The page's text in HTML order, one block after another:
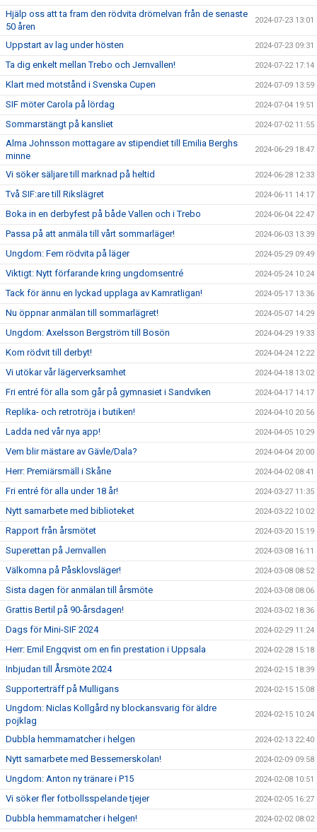
Hjälp oss att ta fram den rödvita drömelvan från de senaste
50 åren
2024-07-23 13:01
Uppstart av lag under hösten 2024-07-23 09:31
Ta dig enkelt mellan Trebo och Jernvallen! 2024-07-22 17:14
Klart med motstånd i Svenska Cupen 2024-07-09 13:59
SIF möter Carola på lördag 2024-07-04 19:51
Sommarstängt på kansliet 2024-07-02 11:55
Alma Johnsson mottagare av stipendiet till Emilia Berghs
minne
2024-06-29 18:47
Vi söker säljare till marknad på heltid 2024-06-28 12:33
Två SIF:are till Rikslägret 2024-06-11 14:17
Boka in en derbyfest på både Vallen och i Trebo 2024-06-04 22:47
Passa på att anmäla till vårt sommarläger! 2024-06-03 13:39
Ungdom: Fem rödvita på läger 2024-05-29 09:49
Viktigt: Nytt förfarande kring ungdomsentré 2024-05-24 10:24
Tack för ännu en lyckad upplaga av Kamratligan! 2024-05-17 13:36
Nu öppnar anmälan till sommarlägret! 2024-05-07 14:29
Ungdom: Axelsson Bergström till Bosön 2024-04-29 19:33
Kom rödvit till derbyt! 2024-04-24 12:22
Vi utökar vår lägerverksamhet 2024-04-18 13:02
Fri entré för alla som går på gymnasiet i Sandviken 2024-04-17 14:17
Replika- och retrotröja i butiken! 2024-04-10 20:56
Ladda ned vår nya app! 2024-04-05 10:29
Vem blir mästare av Gävle/Dala? 2024-04-04 20:00
Herr: Premiärsmäll i Skåne 2024-04-02 08:41
Fri entré för alla under 18 år! 2024-03-27 11:35
Nytt samarbete med biblioteket 2024-03-22 10:02
Rapport från årsmötet 2024-03-20 15:19
Superettan på Jernvallen 2024-03-08 16:11
Välkomna på Påsklovsläger! 2024-03-08 08:52
Sista dagen för anmälan till årsmöte 2024-03-08 08:06
Grattis Bertil på 90-årsdagen! 2024-03-02 18:36
Dags för Mini-SIF 2024 2024-02-29 11:24
Herr: Emil Engqvist om en fin prestation i Uppsala 2024-02-28 15:18
Inbjudan till Årsmöte 2024 2024-02-15 18:39
Supporterträff på Mulligans 2024-02-15 15:08
Ungdom: Niclas Kollgård ny blockansvarig för äldre
pojklag
2024-02-15 10:24
Dubbla hemmamatcher i helgen 2024-02-13 22:40
Nytt samarbete med Bessemerskolan! 2024-02-09 09:58
Ungdom: Anton ny tränare i P15 2024-02-08 10:51
Vi söker fler fotbollsspelande tjejer 2024-02-05 16:27
Dubbla hemmamatcher i helgen! 2024-02-02 08:02